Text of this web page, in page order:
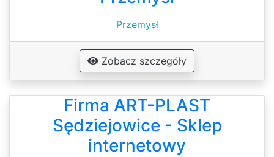
Przemysł
Zobacz szczegóły
Firma ART-PLAST
Sędziejowice - Sklep
internetowy